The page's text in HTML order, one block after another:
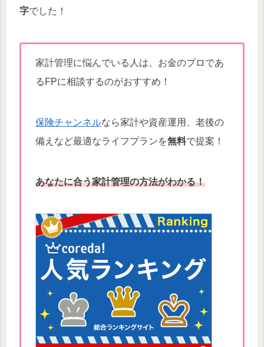
字でした！
家計管理に悩んでいる人は、お金のプロであ
るFPに相談するのがおすすめ！
保険チャンネルなら家計や資産運用、老後の
備えなど最適なライフプランを無料で提案！
あなたに合う家計管理の方法がわかる！